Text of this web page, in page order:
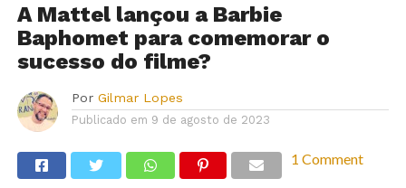
A Mattel lançou a Barbie
Baphomet para comemorar o
sucesso do filme?
Por Gilmar Lopes
Publicado em 9 de agosto de 2023
1 Comment